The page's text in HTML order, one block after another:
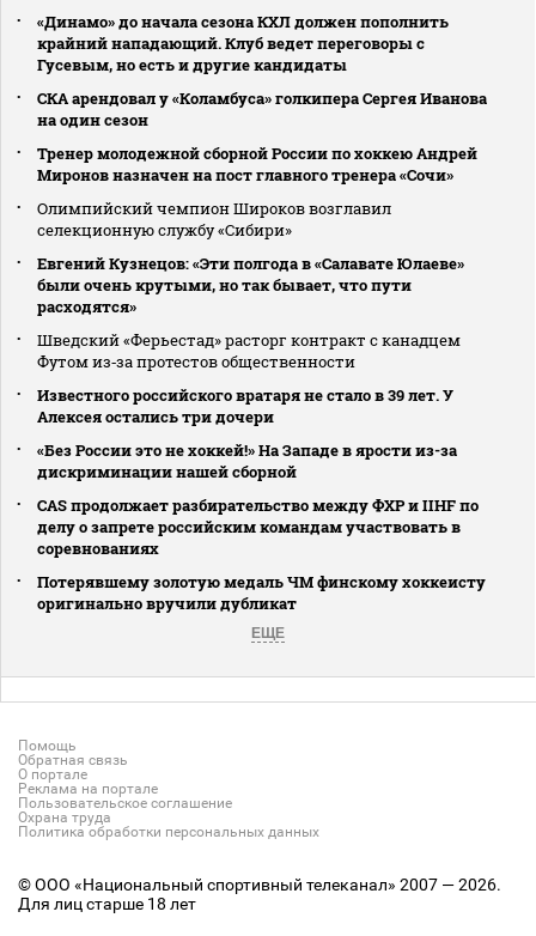
«Динамо» до начала сезона КХЛ должен пополнить
крайний нападающий. Клуб ведет переговоры с
Гусевым, но есть и другие кандидаты
СКА арендовал у «Коламбуса» голкипера Сергея Иванова
на один сезон
Тренер молодежной сборной России по хоккею Андрей
Миронов назначен на пост главного тренера «Сочи»
Олимпийский чемпион Широков возглавил
селекционную службу «Сибири»
Евгений Кузнецов: «Эти полгода в «Салавате Юлаеве»
были очень крутыми, но так бывает, что пути
расходятся»
Шведский «Ферьестад» расторг контракт с канадцем
Футом из‑за протестов общественности
Известного российского вратаря не стало в 39 лет. У
Алексея остались три дочери
«Без России это не хоккей!» На Западе в ярости из-за
дискриминации нашей сборной
CAS продолжает разбирательство между ФХР и IIHF по
делу о запрете российским командам участвовать в
соревнованиях
Потерявшему золотую медаль ЧМ финскому хоккеисту
оригинально вручили дубликат
ЕЩЕ
Помощь
Обратная связь
О портале
Реклама на портале
Пользовательское соглашение
Охрана труда
Политика обработки персональных данных
© ООО «Национальный спортивный телеканал» 2007 — 2026.
Для лиц старше 18 лет